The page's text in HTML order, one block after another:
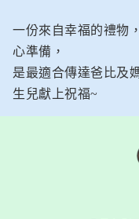
一份來自幸福的禮物
心準備，
是最適合傳達爸比及
生兒獻上祝福~